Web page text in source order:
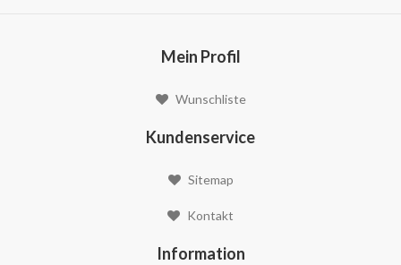
Mein Profil
Wunschliste
Kundenservice
Sitemap
Kontakt
Information